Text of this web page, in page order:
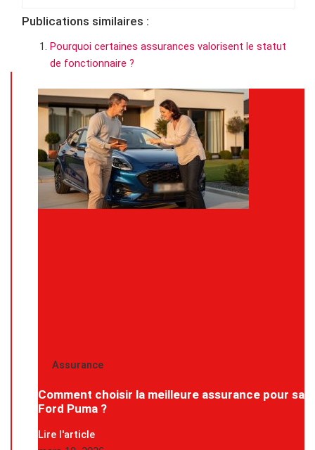
Publications similaires :
Pourquoi certaines assurances valorisent le statut
de fonctionnaire ?
Assurance
Comment choisir la meilleure assurance pour sa
Ford Puma ?
Lire l'article